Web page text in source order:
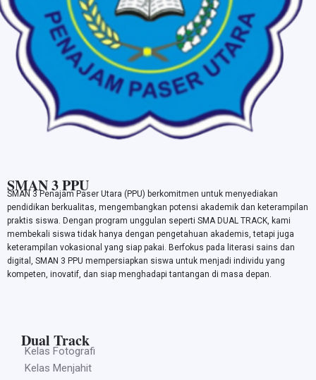
SMAN 3 PPU
SMAN 3 Penajam Paser Utara (PPU) berkomitmen untuk menyediakan
pendidikan berkualitas, mengembangkan potensi akademik dan keterampilan
praktis siswa. Dengan program unggulan seperti SMA DUAL TRACK, kami
membekali siswa tidak hanya dengan pengetahuan akademis, tetapi juga
keterampilan vokasional yang siap pakai. Berfokus pada literasi sains dan
digital, SMAN 3 PPU mempersiapkan siswa untuk menjadi individu yang
kompeten, inovatif, dan siap menghadapi tantangan di masa depan.
Dual Track
Kelas Fotografi
Kelas Menjahit